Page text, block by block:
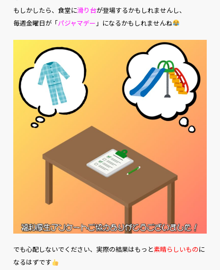
もしかしたら、食堂に滑り台が登場するかもしれませんし、
毎週金曜日が「パジャマデー」になるかもしれませんね
でも心配しないでください、実際の結果はもっと素晴らしいものに
なるはずです